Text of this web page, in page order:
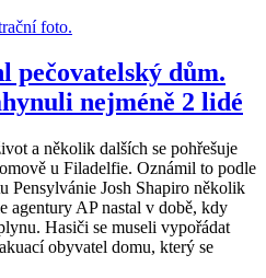
pečovatelský dům.
nejméně 2 lidé
a několik dalších se pohřešuje
u Filadelfie. Oznámil to podle
Pensylvánie Josh Shapiro několik
agentury AP nastal v době, kdy
Hasiči se museli vypořádat
obyvatel domu, který se